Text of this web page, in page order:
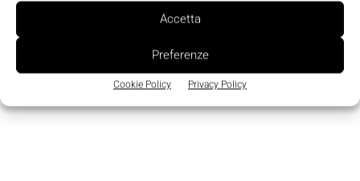
Accetta
Preferenze
Cookie Policy Privacy Policy